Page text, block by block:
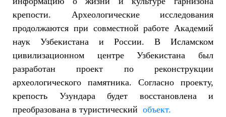
крепости. Археологические исследования
продолжаются при совместной работе Академий
наук Узбекистана и России. В Исламском
цивилизационном центре Узбекистана был
разработан проект по реконструкции
археологического памятника. Согласно проекту,
крепость Узундара будет восстановлена и
преобразована в туристический объект.